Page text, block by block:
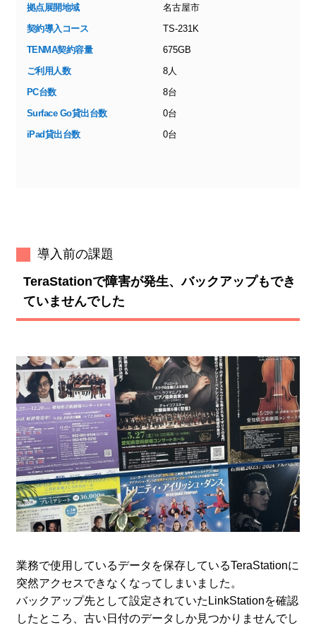
拠点展開地域
名古屋市
契約導入コース
TS-231K
TENMA契約容量
675GB
ご利用人数
8人
PC台数
8台
Surface Go貸出台数
0台
iPad貸出台数
0台
導入前の課題
TeraStationで障害が発生、バックアップもでき
ていませんでした
業務で使用しているデータを保存しているTeraStationに
突然アクセスできなくなってしまいました。
バックアップ先として設定されていたLinkStationを確認
したところ、古い日付のデータしか見つかりませんでし